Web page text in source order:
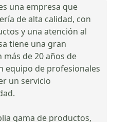
una empresa que
de alta calidad, con
y una atención al
tiene una gran
más de 20 años de
equipo de profesionales
un servicio
gama de productos,